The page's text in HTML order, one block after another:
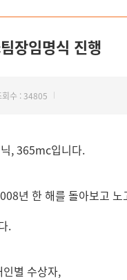
장임명식 진행
회수 : 34805
, 365mc입니다.
년 한 해를 돌아보고 노
.
별 수상자,